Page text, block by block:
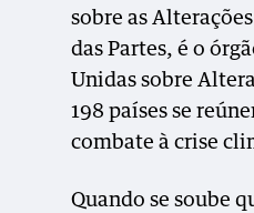
sobre as
das Partes, é o
Unidas sobre
198 países se
combate à crise
Quando se soube